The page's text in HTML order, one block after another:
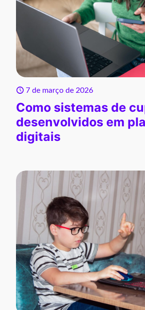
7 de março de 2026
Como sistemas de
desenvolvidos em
digitais